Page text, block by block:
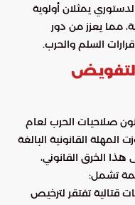
يمثلان أولوية
مما يعزز من دور
السلم والحرب.
التفويض
صلاحيات الحرب لعام
المهلة القانونية البالغة
هذا الخرق القانوني،
تشمل:
قتالية تفتقر لترخيص